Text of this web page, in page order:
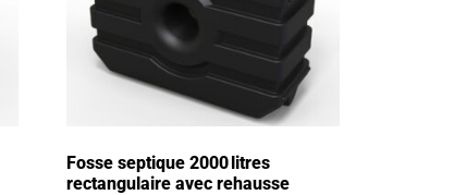
Fosse septique 2000 litres
rectangulaire avec rehausse